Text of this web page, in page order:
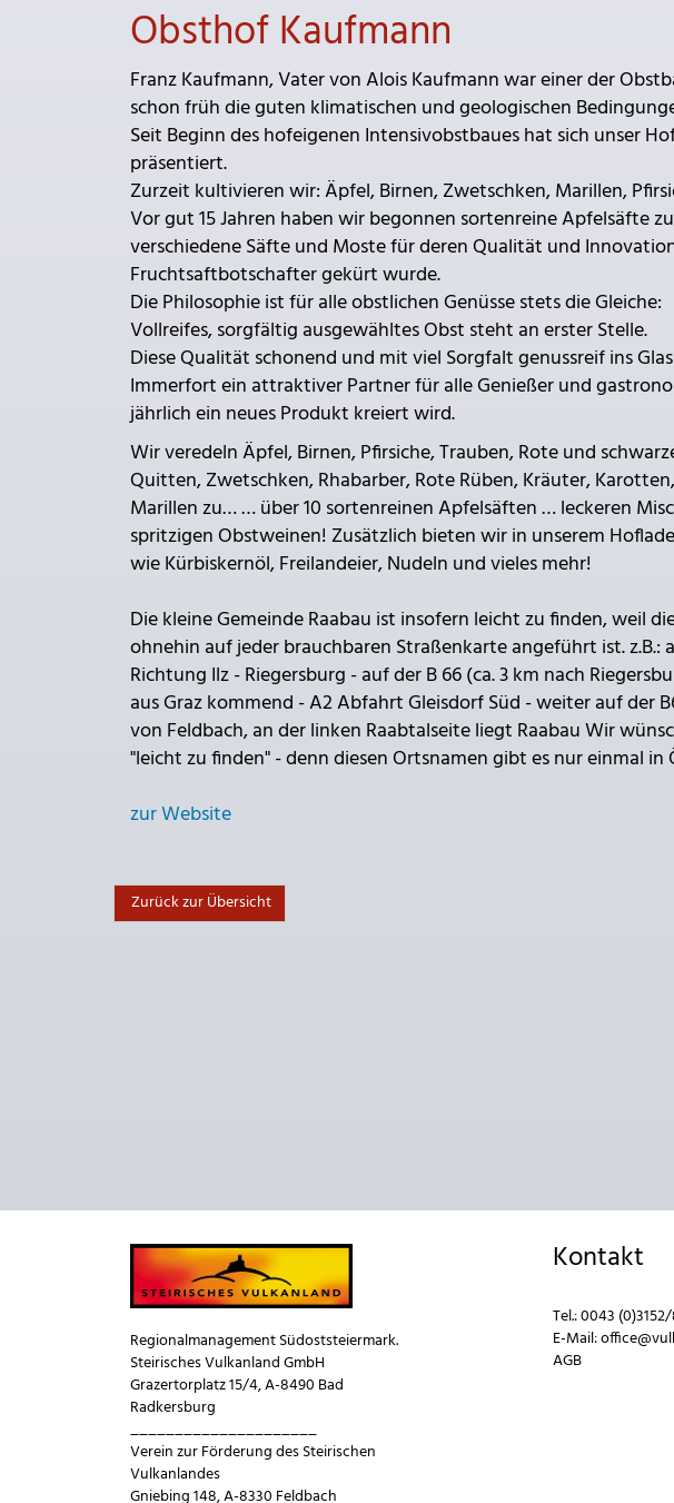
Obsthof Kaufmann
Franz Kaufmann, Vater von Alois Kaufmann war einer der
schon früh die guten klimatischen und geologischen
Seit Beginn des hofeigenen Intensivobstbaues hat sich unser
präsentiert.
Zurzeit kultivieren wir: Äpfel, Birnen, Zwetschken, Marillen,
Vor gut 15 Jahren haben wir begonnen sortenreine Apfelsäfte
verschiedene Säfte und Moste für deren Qualität und
Fruchtsaftbotschafter gekürt wurde.
Die Philosophie ist für alle obstlichen Genüsse stets die Gleiche:
Vollreifes, sorgfältig ausgewähltes Obst steht an erster Stelle.
Diese Qualität schonend und mit viel Sorgfalt genussreif ins Glas
Immerfort ein attraktiver Partner für alle Genießer und
jährlich ein neues Produkt kreiert wird.
Wir veredeln Äpfel, Birnen, Pfirsiche, Trauben, Rote und
Quitten, Zwetschken, Rhabarber, Rote Rüben, Kräuter,
Marillen zu… … über 10 sortenreinen Apfelsäften … leckeren
spritzigen Obstweinen! Zusätzlich bieten wir in unserem
wie Kürbiskernöl, Freilandeier, Nudeln und vieles mehr!
Die kleine Gemeinde Raabau ist insofern leicht zu finden, weil
ohnehin auf jeder brauchbaren Straßenkarte angeführt ist.
Richtung Ilz - Riegersburg - auf der B 66 (ca. 3 km nach
aus Graz kommend - A2 Abfahrt Gleisdorf Süd - weiter auf der
von Feldbach, an der linken Raabtalseite liegt Raabau Wir
"leicht zu finden" - denn diesen Ortsnamen gibt es nur einmal in
zur Website
Zurück zur Übersicht
Regionalmanagement Südoststeiermark.
Steirisches Vulkanland GmbH
Grazertorplatz 15/4, A-8490 Bad
Radkersburg
_____________________
Verein zur Förderung des Steirischen
Vulkanlandes
Gniebing 148, A-8330 Feldbach
Kontakt
Tel.:0043
E-Mail:
AGB